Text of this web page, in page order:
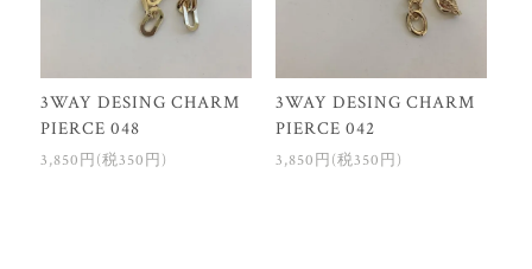
3WAY DESING CHARM
PIERCE 048
3,850円(税350円)
3WAY DESING CHARM
PIERCE 042
3,850円(税350円)